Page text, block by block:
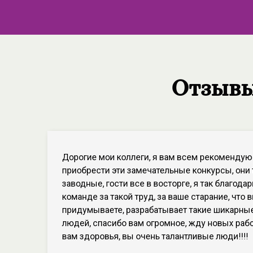
Дорогие мои коллеги, я вам всем рекомендую
приобрести эти замечательные конкурсы, они
заводные, гости все в восторге, я так
команде за такой труд, за ваше старание, что
придумываете, разрабатывает такие
людей, спасибо вам огромное, жду новых
вам здоровья, вы очень талантливые люди!!!!